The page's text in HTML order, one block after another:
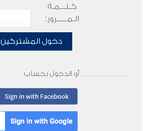
كـلـــمـة
الـمـــــرور:
دخول المشتركين
أو الدخول بحساب